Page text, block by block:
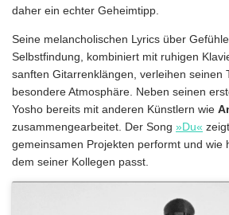
daher ein echter Geheimtipp.
Seine melancholischen Lyrics über
Selbstfindung, kombiniert mit ruhigen
sanften Gitarrenklängen, verleihen seinen
besondere Atmosphäre. Neben seinen
Yosho bereits mit anderen Künstlern wie
zusammengearbeitet. Der Song »Du«
gemeinsamen Projekten performt und wie
dem seiner Kollegen passt.